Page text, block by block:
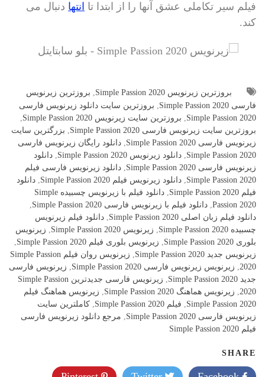
فیلم سیر تکاملی عشق آنها را از ابتدا تا انتها دنبال می
کند.
بروزترین زیرنویس Simple Passion 2020 , بروزترین زیرنویس
فارسی Simple Passion 2020
, بروزترین سایت دانلود زیرنویس فارسی
Simple Passion 2020
, بروزترین سایت زیرنویس Simple Passion 2020
,
بروزترین سایت زیرنویس فارسی Simple Passion 2020
, بزرگترین سایت
زیرنویس فارسی Simple Passion 2020
, دانلود رایگان زیرنویس فارسی
Simple Passion 2020
, دانلود زیرنویس Simple Passion 2020 , دانلود
زیرنویس فارسی Simple Passion 2020
, دانلود زیرنویس فارسی فیلم
Simple Passion 2020
, دانلود زیرنویس فیلم Simple Passion 2020 , دانلود
فیلم Simple Passion 2020
,
دانلود فیلم با زیرنویس چسبیده Simple
Passion 2020
, دانلود فیلم با زیرنویس فارسی Simple Passion 2020
,
دانلود فیلم زبان اصلی Simple Passion 2020
, دانلود فیلم زیرنویس
چسبیده Simple Passion 2020
, زیرنویس Simple Passion 2020 , زیرنویس
بلوری Simple Passion 2020
, زیرنویس بلوری فیلم Simple Passion 2020
,
زیرنویس جدید Simple Passion 2020
,
زیرنویس روان فیلم Simple Passion
2020
, زیرنویس زیرنویس فارسی Simple Passion 2020 , زیرنویس فارسی
جدید Simple Passion 2020
,
زیرنویس فارسی جدیدترین Simple Passion
2020
, زیرنویس هماهنگ Simple Passion 2020 , زیرنویس هماهنگ فیلم
Simple Passion 2020
, فیلم Simple Passion 2020 , کاملترین سایت
زیرنویس فارسی Simple Passion 2020
, مرجع دانلود زیرنویس فارسی
فیلم Simple Passion 2020
SHARE